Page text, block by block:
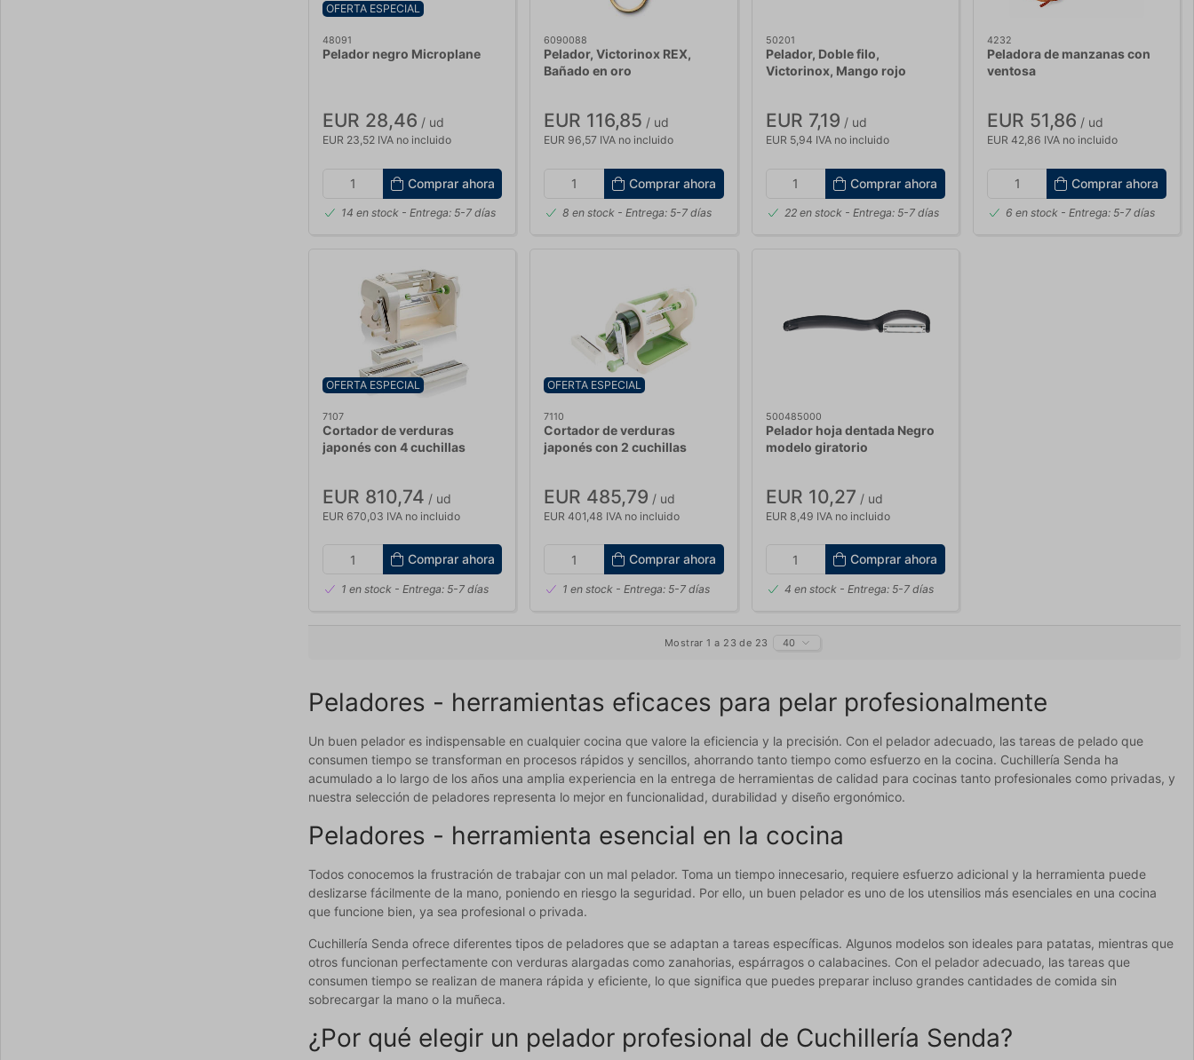
OFERTA ESPECIAL
48091
Pelador negro Microplane
EUR 28,46 / ud
EUR 23,52 IVA no incluido
Comprar ahora
14 en stock - Entrega: 5-7 días
6090088
Pelador, Victorinox REX,
Bañado en oro
EUR 116,85 / ud
EUR 96,57 IVA no incluido
Comprar ahora
8 en stock - Entrega: 5-7 días
50201
Pelador, Doble filo,
Victorinox, Mango rojo
EUR 7,19 / ud
EUR 5,94 IVA no incluido
Comprar ahora
22 en stock- Entrega: 5-7 días
4232
Peladora de manzanas con
ventosa
EUR 51,86 / ud
EUR 42,86 IVA no incluido
Comprar ahora
6 en stock- Entrega: 5-7 días
OFERTA ESPECIAL
7107
Cortador de verduras
japonés con 4 cuchillas
EUR 810,74 / ud
EUR 670,03 IVA no incluido
Comprar ahora
1 en stock - Entrega: 5-7 días
OFERTA ESPECIAL
7110
Cortador de verduras
japonés con 2 cuchillas
EUR 485,79 / ud
EUR 401,48 IVA no incluido
Comprar ahora
1 en stock - Entrega: 5-7 días
500485000
Pelador hoja dentada Negro
modelo giratorio
EUR 10,27 / ud
EUR 8,49 IVA no incluido
Comprar ahora
4 en stock- Entrega: 5-7 días
Mostrar 1 a 23 de 23 40
Peladores - herramientas eficaces para pelar profesionalmente
Un buen pelador es indispensable en cualquier cocina que valore la eficiencia y la precisión. Con el pelador adecuado, las tareas de pelado que
consumen tiempo se transforman en procesos rápidos y sencillos, ahorrando tanto tiempo como esfuerzo en la cocina. Cuchillería Senda ha
acumulado a lo largo de los años una amplia experiencia en la entrega de herramientas de calidad para cocinas tanto profesionales como privadas, y
nuestra selección de peladores representa lo mejor en funcionalidad, durabilidad y diseño ergonómico.
Peladores - herramienta esencial en la cocina
Todos conocemos la frustración de trabajar con un mal pelador. Toma un tiempo innecesario, requiere esfuerzo adicional y la herramienta puede
deslizarse fácilmente de la mano, poniendo en riesgo la seguridad. Por ello, un buen pelador es uno de los utensilios más esenciales en una cocina
que funcione bien, ya sea profesional o privada.
Cuchillería Senda ofrece diferentes tipos de peladores que se adaptan a tareas específicas. Algunos modelos son ideales para patatas, mientras que
otros funcionan perfectamente con verduras alargadas como zanahorias, espárragos o calabacines. Con el pelador adecuado, las tareas que
consumen tiempo se realizan de manera rápida y eficiente, lo que significa que puedes preparar incluso grandes cantidades de comida sin
sobrecargar la mano o la muñeca.
¿Por qué elegir un pelador profesional de Cuchillería Senda?